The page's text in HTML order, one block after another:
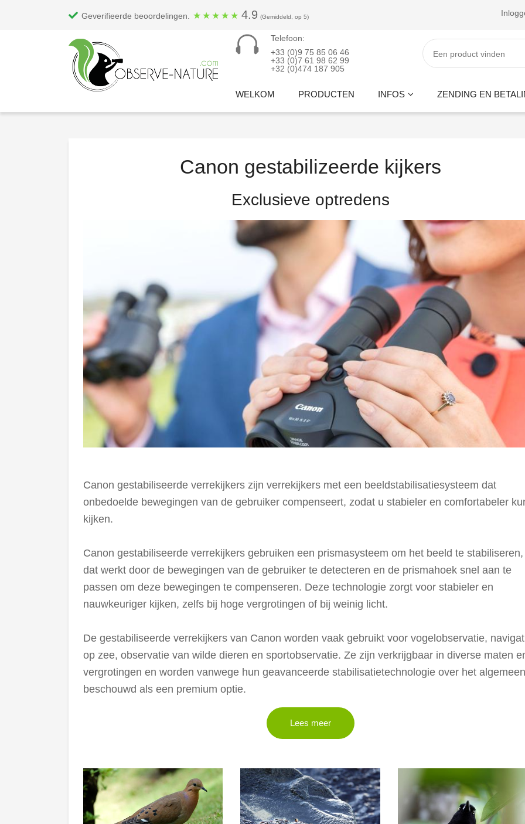
Geverifieerde beoordelingen. ★ ★ ★ ★ ★ 4.9 (Gemiddeld, op 5)
Telefoon:
+33 (0)9 75 85 06 46
+33 (0)7 61 98 62 99
+32 (0)474 187 905
WELKOM PRODUCTEN INFOS ZENDING EN
Canon gestabilizeerde kijkers
Exclusieve optredens
Canon gestabiliseerde verrekijkers zijn verrekijkers met een beeldstabilisatiesysteem dat
onbedoelde bewegingen van de gebruiker compenseert, zodat u stabieler en comfortabeler
kijken.
Canon gestabiliseerde verrekijkers gebruiken een prismasysteem om het beeld te stabiliseren,
dat werkt door de bewegingen van de gebruiker te detecteren en de prismahoek snel aan te
passen om deze bewegingen te compenseren. Deze technologie zorgt voor stabieler en
nauwkeuriger kijken, zelfs bij hoge vergrotingen of bij weinig licht.
De gestabiliseerde verrekijkers van Canon worden vaak gebruikt voor vogelobservatie,
op zee, observatie van wilde dieren en sportobservatie. Ze zijn verkrijgbaar in diverse maten
vergrotingen en worden vanwege hun geavanceerde stabilisatietechnologie over het algemeen
beschouwd als een premium optie.
Lees meer